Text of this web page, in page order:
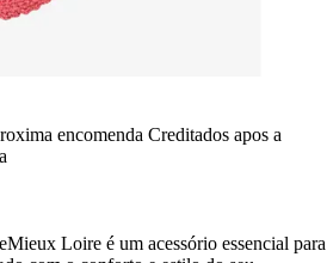
encomenda Creditados apos a
Loire é um acessório essencial para